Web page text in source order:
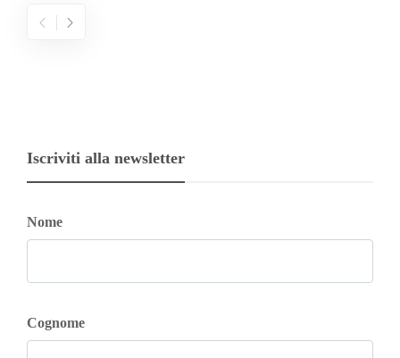
Iscriviti alla newsletter
Nome
Cognome